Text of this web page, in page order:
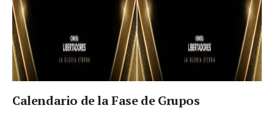
Calendario de la Fase de Grupos